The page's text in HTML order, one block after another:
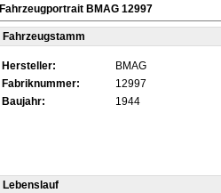
Fahrzeugportrait BMAG 12997
Fahrzeugstamm
Hersteller:
BMAG
Fabriknummer:
12997
Baujahr:
1944
Lebenslauf